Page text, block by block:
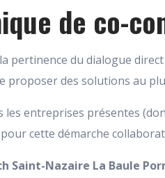
de co-
pertinence du dialogue
proposer des solutions au
les entreprises présentes
pour cette démarche
Saint-Nazaire La Baule